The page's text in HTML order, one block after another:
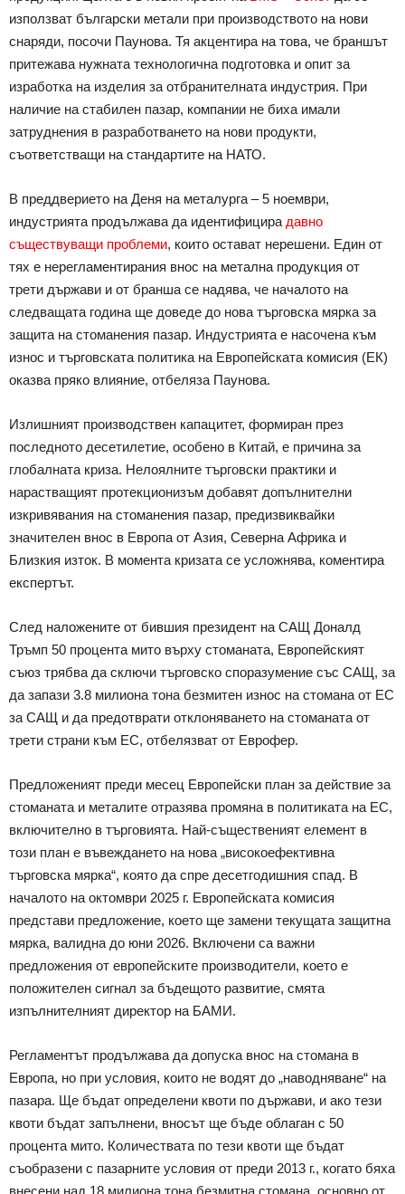
използват български метали при производството на нови
снаряди, посочи Паунова. Тя акцентира на това, че браншът
притежава нужната технологична подготовка и опит за
изработка на изделия за отбранителната индустрия. При
наличие на стабилен пазар, компании не биха имали
затруднения в разработването на нови продукти,
съответстващи на стандартите на НАТО.
В преддверието на Деня на металурга – 5 ноември,
индустрията продължава да идентифицира давно
съществуващи проблеми, които остават нерешени. Един от
тях е нерегламентирания внос на метална продукция от
трети държави и от бранша се надява, че началото на
следващата година ще доведе до нова търговска мярка за
защита на стоманения пазар. Индустрията е насочена към
износ и търговската политика на Европейската комисия (ЕК)
оказва пряко влияние, отбеляза Паунова.
Излишният производствен капацитет, формиран през
последното десетилетие, особено в Китай, е причина за
глобалната криза. Нелоялните търговски практики и
нарастващият протекционизъм добавят допълнителни
изкривявания на стоманения пазар, предизвиквайки
значителен внос в Европа от Азия, Северна Африка и
Близкия изток. В момента кризата се усложнява, коментира
експертът.
След наложените от бившия президент на САЩ Доналд
Тръмп 50 процента мито върху стоманата, Европейският
съюз трябва да сключи търговско споразумение със САЩ, за
да запази 3.8 милиона тона безмитен износ на стомана от ЕС
за САЩ и да предотврати отклоняването на стоманата от
трети страни към ЕС, отбелязват от Еврофер.
Предложеният преди месец Европейски план за действие за
стоманата и металите отразява промяна в политиката на ЕС,
включително в търговията. Най-същественият елемент в
този план е въвеждането на нова „високоефективна
търговска мярка“, която да спре десетгодишния спад. В
началото на октомври 2025 г. Европейската комисия
представи предложение, което ще замени текущата защитна
мярка, валидна до юни 2026. Включени са важни
предложения от европейските производители, което е
положителен сигнал за бъдещото развитие, смята
изпълнителният директор на БАМИ.
Регламентът продължава да допуска внос на стомана в
Европа, но при условия, които не водят до „наводняване“ на
пазара. Ще бъдат определени квоти по държави, и ако тези
квоти бъдат запълнени, вносът ще бъде облаган с 50
процента мито. Количествата по тези квоти ще бъдат
съобразени с пазарните условия от преди 2013 г., когато бяха
внесени над 18 милиона тона безмитна стомана, основно от